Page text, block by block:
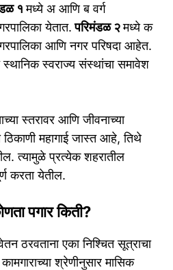
१मध्ये अ आणि ब वर्ग
येतात.परिमंडळ २मध्ये क
आणि नगर परिषदा आहेत.
स्थानिक स्वराज्य संस्थांचा समावेश
स्तरावर आणि जीवनाच्या
महागाई जास्त आहे, तिथे
त्यामुळे प्रत्येक शहरातील
करता येतील.
पगार किती?
ठरवताना एका निश्चित सूत्राचा
श्रेणीनुसार मासिक